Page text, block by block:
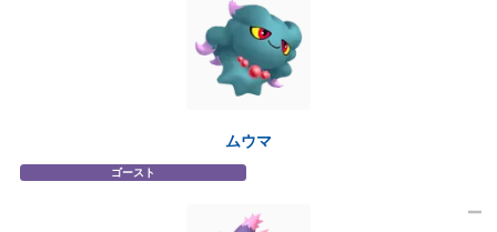
ムウマ
ゴースト